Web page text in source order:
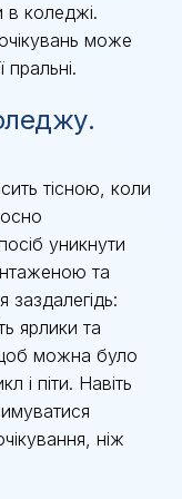
в коледжі.
може
тісною, коли
уникнути
та
заздалегідь:
ярлики та
щоб можна було
і піти. Навіть
ніж